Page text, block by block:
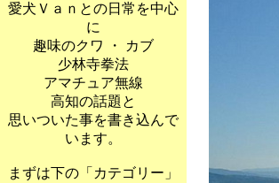
愛犬Ｖａｎとの日常を中心
に
趣味のクワ ・ カブ
少林寺拳法
アマチュア無線
高知の話題と
思いついた事を書き込んで
います。
まずは下の「カテゴリー」